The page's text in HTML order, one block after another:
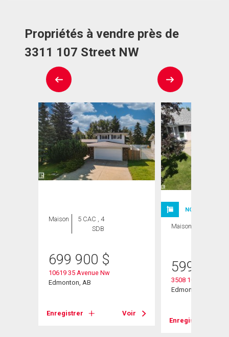
Propriétés à vendre près de
3311 107 Street NW
Maison
5 CAC , 4
SDB
699 900 $
10619 35 Avenue Nw
Edmonton, AB
Enregistrer Voir
NOUVELLE
Maison
599 900
3508 106a Street
Edmonton, AB
Enregistrer